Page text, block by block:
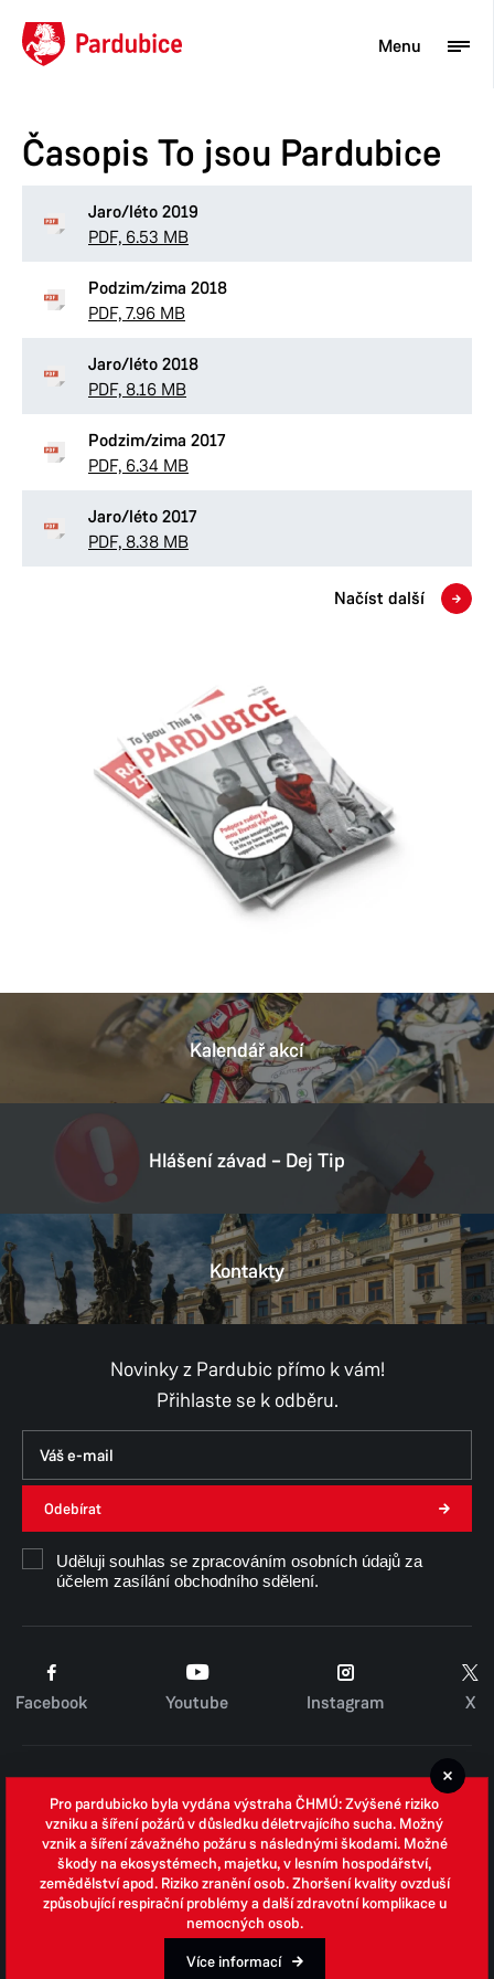
Turista
Podnikatel
Časopis To jsou Pardubice
Jaro/léto 2019
PDF, 6.53 MB
Podzim/zima 2018
PDF, 7.96 MB
Jaro/léto 2018
PDF, 8.16 MB
Podzim/zima 2017
PDF, 6.34 MB
Jaro/léto 2017
PDF, 8.38 MB
Načíst další
Kalendář akcí
Hlášení závad – Dej Tip
Kontakty
Novinky z Pardubic přímo k vám!
Přihlaste se k odběru.
Odebírat
Uděluji souhlas se zpracováním osobních údajů za
účelem zasílání obchodního sdělení.
Facebook Youtube Instagram X
Zpracování osobních údajů
Whistleblowing
Open data
Povinně zveřejňované informace
Prohlášení o přístupnosti
Pro pardubicko byla vydána výstraha ČHMÚ: Zvýšené riziko
vzniku a šíření požárů v důsledku déletrvajícího sucha. Možný
vznik a šíření závažného požáru s následnými škodami. Možné
škody na ekosystémech, majetku, v lesním hospodářství,
zemědělství apod. Riziko zranění osob. Zhoršení kvality ovzduší
způsobující respirační problémy a další zdravotní komplikace u
nemocných osob.
Více informací
Menu